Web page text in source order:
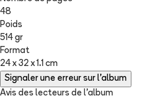
48
Poids
514 gr
Format
24 x 32 x 1.1 cm
Signaler une erreur sur l'album
Avis des lecteurs de l'album